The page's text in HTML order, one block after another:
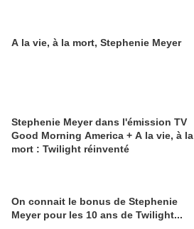
A la vie, à la mort, Stephenie Meyer
Stephenie Meyer dans l'émission TV
Good Morning America + A la vie, à la
mort : Twilight réinventé
On connait le bonus de Stephenie
Meyer pour les 10 ans de Twilight...